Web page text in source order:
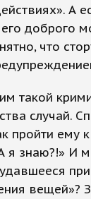
А
доброго
что
такой
случай.
пройти ему
я знаю?!» И
вещей»?